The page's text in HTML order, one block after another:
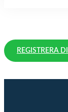
REGISTRERA